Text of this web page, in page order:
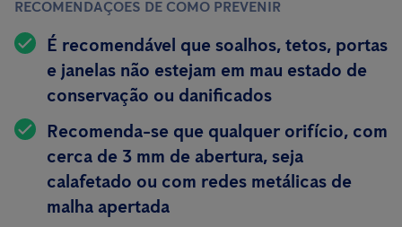
RECOMENDAÇÕES DE COMO PREVENIR
É recomendável que soalhos, tetos, portas
e janelas não estejam em mau estado de
conservação ou danificados
Recomenda-se que qualquer orifício, com
cerca de 3 mm de abertura, seja
calafetado ou com redes metálicas de
malha apertada